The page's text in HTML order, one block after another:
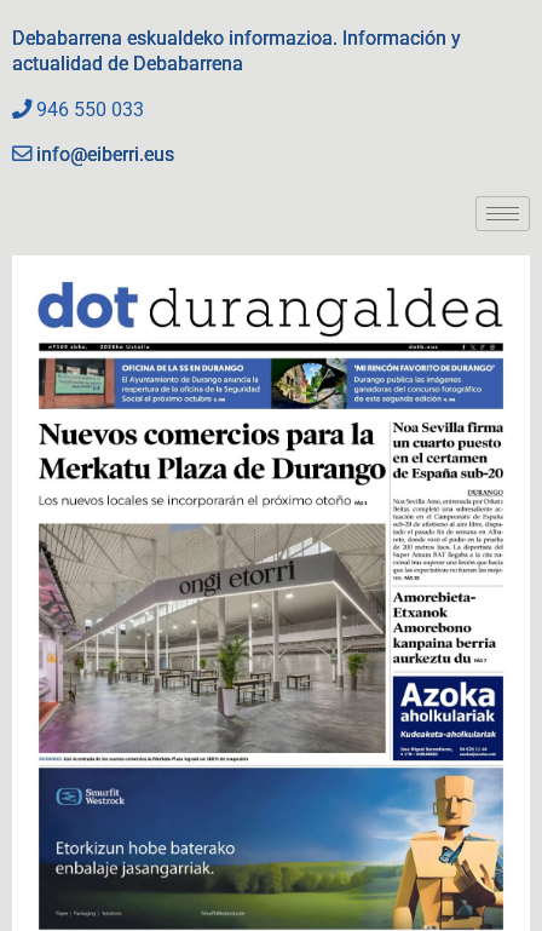
Debabarrena eskualdeko informazioa. Información y
actualidad de Debabarrena
946 550 033
info@eiberri.eus